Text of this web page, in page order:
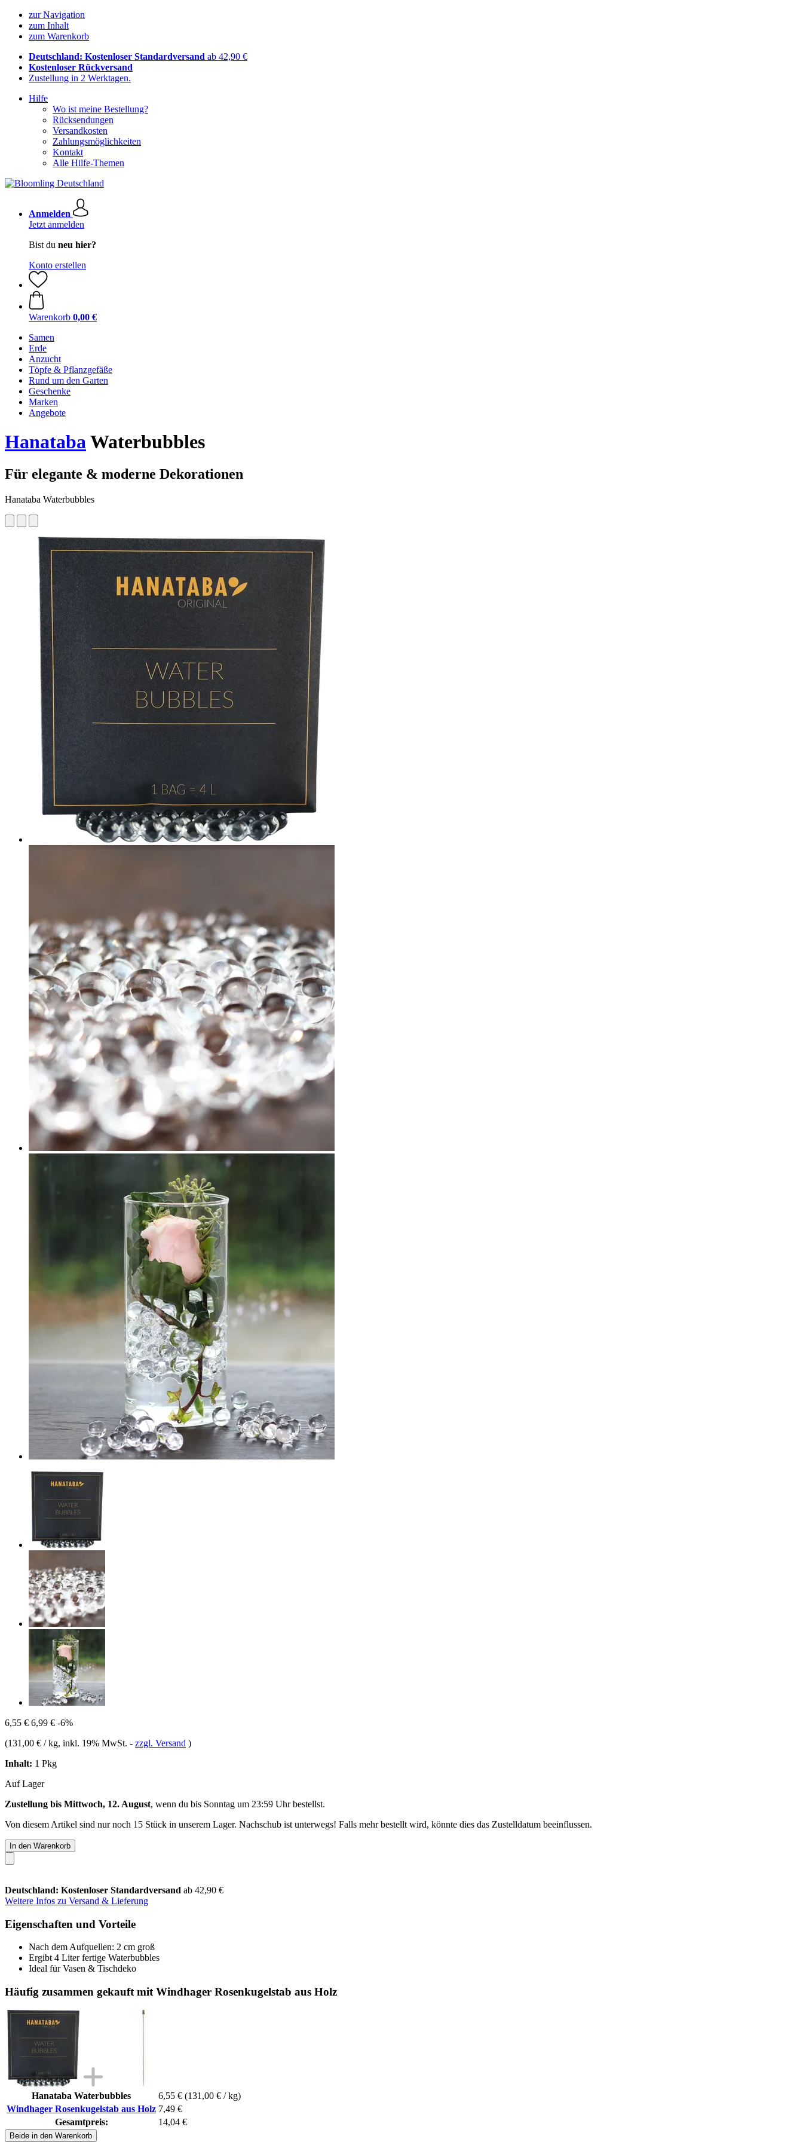
zur Navigation
zum Inhalt
zum Warenkorb
Deutschland: Kostenloser Standardversand ab 42,90 €
Kostenloser Rückversand
Zustellung in 2 Werktagen.
Hilfe
Wo ist meine Bestellung?
Rücksendungen
Versandkosten
Zahlungsmöglichkeiten
Kontakt
Alle Hilfe-Themen
Anmelden
Jetzt anmelden
Bist du neu hier?
Konto erstellen
Warenkorb 0,00 €
Samen
Erde
Anzucht
Töpfe & Pflanzgefäße
Rund um den Garten
Geschenke
Marken
Angebote
HanatabaWaterbubbles
Für elegante & moderne Dekorationen
Hanataba Waterbubbles
6,55 € 6,99 € -6%
(131,00 € / kg, inkl. 19% MwSt. - zzgl. Versand )
Inhalt: 1 Pkg
Auf Lager
Zustellung bis Mittwoch, 12. August, wenn du bis Sonntag um 23:59 Uhrbestellst.
Von diesem Artikel sind nur noch 15 Stück in unserem Lager. Nachschub ist unterwegs! Falls mehr bestellt wird, könnte dies das Zustelldatum beeinflussen.
In den Warenkorb
Deutschland: Kostenloser Standardversand ab 42,90 €
Weitere Infos zu Versand & Lieferung
Eigenschaften und Vorteile
Nach dem Aufquellen: 2 cm groß
Ergibt 4 Liter fertige Waterbubbles
Ideal für Vasen & Tischdeko
Häufig zusammen gekauft mit Windhager Rosenkugelstab aus Holz
Hanataba Waterbubbles 6,55 € (131,00 € / kg)
Windhager Rosenkugelstab aus Holz 7,49 €
Gesamtpreis:
14,04 €
Beide in den Warenkorb